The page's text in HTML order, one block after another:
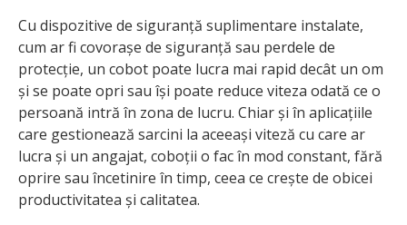
Cu dispozitive de siguranță suplimentare instalate,
cum ar fi covorașe de siguranță sau perdele de
protecție, un cobot poate lucra mai rapid decât un om
și se poate opri sau își poate reduce viteza odată ce o
persoană intră în zona de lucru. Chiar și în aplicațiile
care gestionează sarcini la aceeași viteză cu care ar
lucra și un angajat, coboții o fac în mod constant, fără
oprire sau încetinire în timp, ceea ce crește de obicei
productivitatea și calitatea.